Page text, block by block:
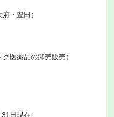
・豊田）
医薬品の卸売販売）
31日現在